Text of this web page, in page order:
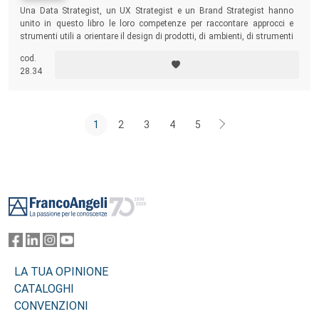
Una Data Strategist, un UX Strategist e un Brand Strategist hanno
unito in questo libro le loro competenze per raccontare approcci e
strumenti utili a orientare il design di prodotti, di ambienti, di strumenti
cod.
28.34
1 2 3 4 5
LA TUA OPINIONE
CATALOGHI
CONVENZIONI